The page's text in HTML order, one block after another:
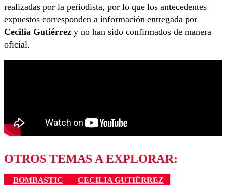
realizadas por la periodista, por lo que los antecedentes
expuestos corresponden a información entregada por
Cecilia Gutiérrez y no han sido confirmados de manera
oficial.
OTROS TEMAS A EXPLORAR:
BOMBASTIC
CECILIA GUTIÉRREZ